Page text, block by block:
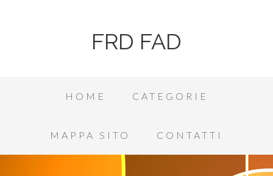
FRD FAD
HOME CATEGORIE
MAPPA SITO CONTATTI